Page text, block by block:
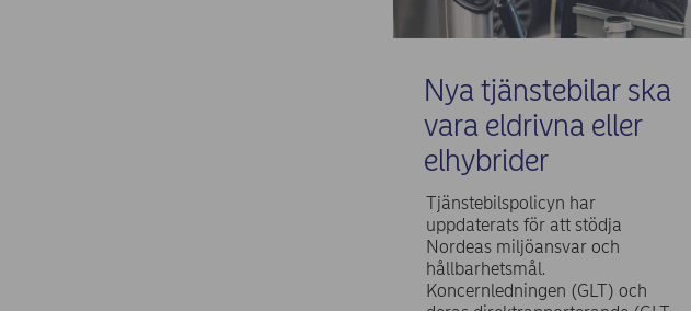
Nya tjänstebilar ska
vara eldrivna eller
elhybrider
Tjänstebilspolicyn har
uppdaterats för att stödja
Nordeas miljöansvar och
hållbarhetsmål.
Koncernledningen (GLT) och